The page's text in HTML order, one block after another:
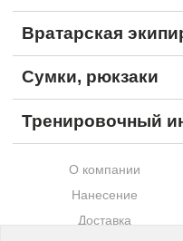
Вратарская
Сумки, рюкзаки
Тренировочный
О компании
Нанесение
Доставка